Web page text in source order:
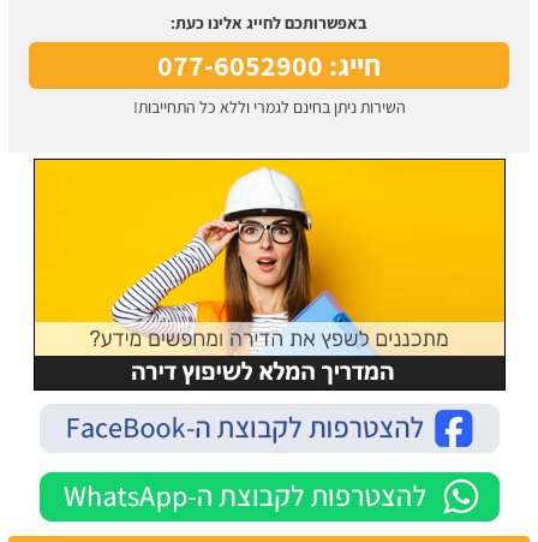
באפשרותכם לחייג אלינו כעת:
חייג: 077-6052900
השירות ניתן בחינם לגמרי וללא כל התחייבות!